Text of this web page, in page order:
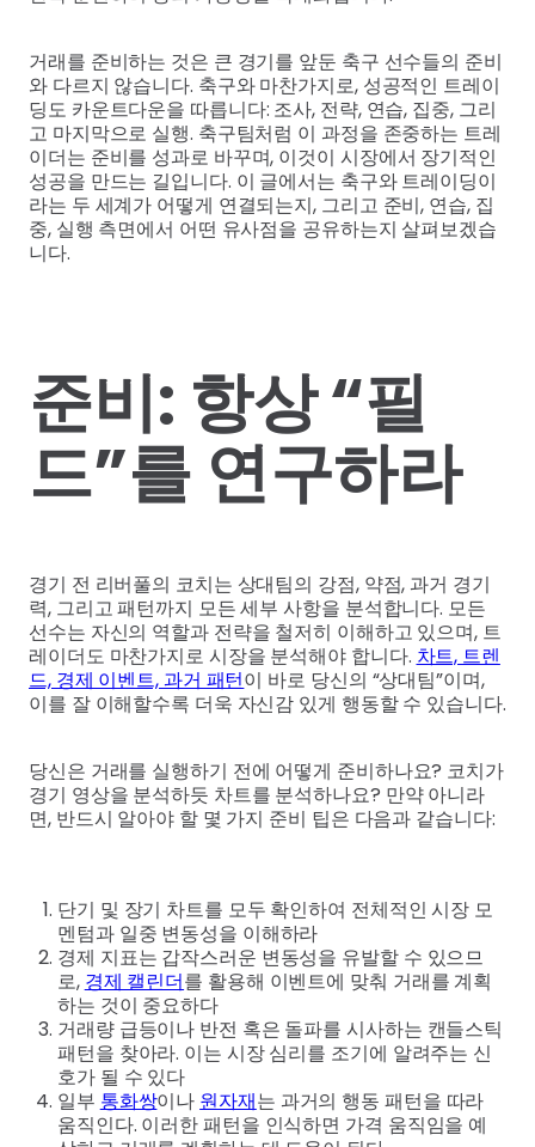
거래를 준비하는 것은 큰 경기를 앞둔 축구 선수들의 준비
와 다르지 않습니다. 축구와 마찬가지로, 성공적인 트레이
딩도 카운트다운을 따릅니다: 조사, 전략, 연습, 집중, 그리
고 마지막으로 실행. 축구팀처럼 이 과정을 존중하는 트레
이더는 준비를 성과로 바꾸며, 이것이 시장에서 장기적인
성공을 만드는 길입니다. 이 글에서는 축구와 트레이딩이
라는 두 세계가 어떻게 연결되는지, 그리고 준비, 연습, 집
중, 실행 측면에서 어떤 유사점을 공유하는지 살펴보겠습
니다.
준비: 항상 “필
드”를 연구하라
경기 전 리버풀의 코치는 상대팀의 강점, 약점, 과거 경기
력, 그리고 패턴까지 모든 세부 사항을 분석합니다. 모든
선수는 자신의 역할과 전략을 철저히 이해하고 있으며, 트
레이더도 마찬가지로 시장을 분석해야 합니다. 차트, 트렌
드, 경제 이벤트, 과거 패턴이 바로 당신의 “상대팀”이며,
이를 잘 이해할수록 더욱 자신감 있게 행동할 수 있습니다.
당신은 거래를 실행하기 전에 어떻게 준비하나요? 코치가
경기 영상을 분석하듯 차트를 분석하나요? 만약 아니라
면, 반드시 알아야 할 몇 가지 준비 팁은 다음과 같습니다:
단기 및 장기 차트를 모두 확인하여 전체적인 시장 모
멘텀과 일중 변동성을 이해하라
경제 지표는 갑작스러운 변동성을 유발할 수 있으므
로, 경제 캘린더를 활용해 이벤트에 맞춰 거래를 계획
하는 것이 중요하다
거래량 급등이나 반전 혹은 돌파를 시사하는 캔들스틱
패턴을 찾아라. 이는 시장 심리를 조기에 알려주는 신
호가 될 수 있다
일부 통화쌍이나 원자재는 과거의 행동 패턴을 따라
움직인다. 이러한 패턴을 인식하면 가격 움직임을 예